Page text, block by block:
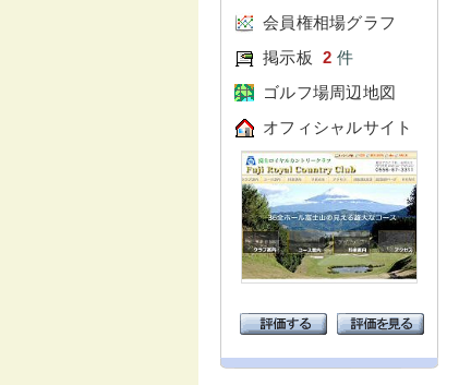
会員権相場グラフ
掲示板
2 件
ゴルフ場周辺地図
オフィシャルサイト